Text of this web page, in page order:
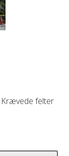
Krævede felter